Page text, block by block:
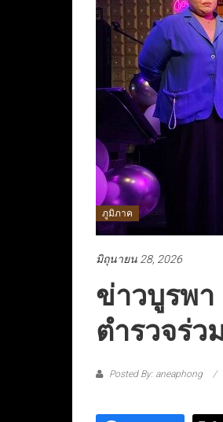
ภูมิภาค
มิถุนายน 28, 2026
ข่าวบูรพ
ตำรวจร่
Posted By: aneaphong